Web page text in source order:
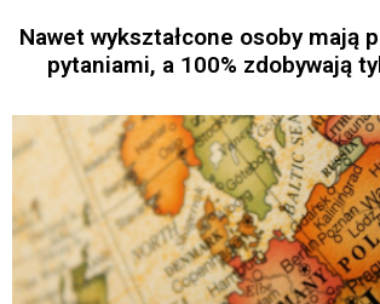
Nawet wykształcone osoby mają
pytaniami, a 100% zdobywają